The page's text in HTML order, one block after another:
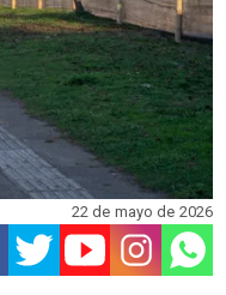
22 de mayo de 2026